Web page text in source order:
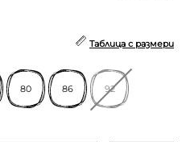
Таблица с размери
80 86 92